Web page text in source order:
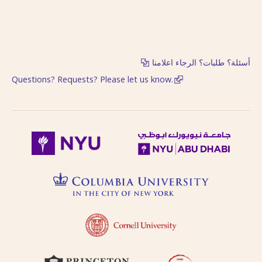
names with or
last letter of a word
are not included, i.e.
search for al-Kabir
Feminine
possessive suffix
iyah and not as -
iyyah, i.e. search for
Tanwīn al-Fatḥ is
أسئلة؟ طلبات؟ الرجاء اعلامنا
Questions? Requests? Please let us know.